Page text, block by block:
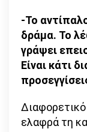
-Το
δράμα. Το
γράψει
Είναι κάτι
ελαφρά τη